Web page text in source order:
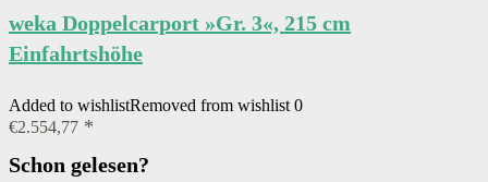
weka Doppelcarport »Gr. 3«, 215 cm
Einfahrtshöhe
Added to wishlistRemoved from wishlist 0
€2.554,77
Schon gelesen?